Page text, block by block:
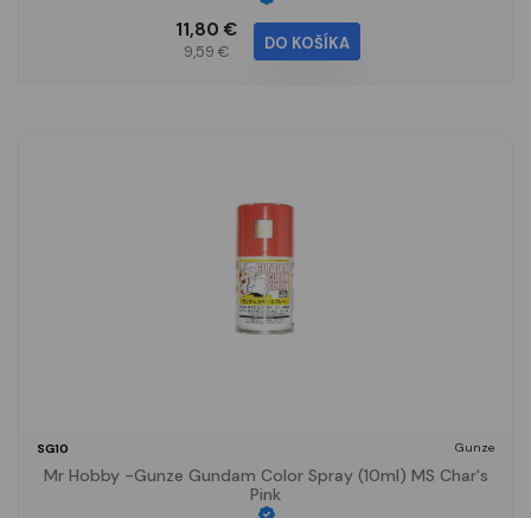
11,80 €
9,59 € DO KOŠÍKA
SG10 Gunze
Mr Hobby -Gunze Gundam Color Spray (10ml) MS Char's
Pink